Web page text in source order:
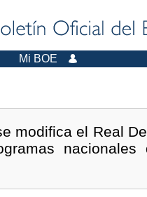
Mi BOE
modifica el Real
nacionales